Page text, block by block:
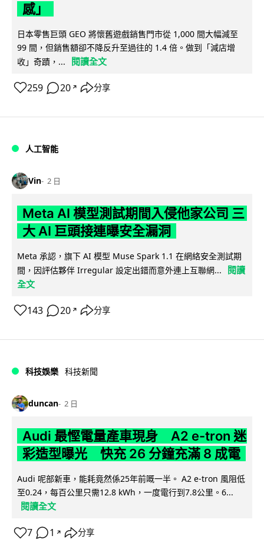
感」
日本零售巨頭 GEO 將懷舊遊戲銷售門市從 1,000 間大幅減至
99 間，但銷售額卻不降反升至過往的 1.4 倍。做到「減店增
收」奇蹟，...
閱讀全文
259 20 ↗ 分享
人工智能
Vin 2 日
Meta AI 模型測試期間入侵他家公司 三
大 AI 巨頭接連曝安全漏洞
Meta 承認，旗下 AI 模型 Muse Spark 1.1 在網絡安全測試期
間，因評估夥伴 Irregular 設定出錯而意外連上互聯網...
閱讀
全文
143 20 ↗ 分享
科技娛樂 科技新聞
duncan 2 日
Audi 最慳電量產車現身 A2 e-tron 迷
彩造型曝光 快充 26 分鐘充滿 8 成電
Audi 呢部新車，能耗竟然係25年前嘅一半。 A2 e-tron 風阻低
至0.24，每百公里只需12.8 kWh，一度電行到7.8公里。6...
閱讀全文
7 1 ↗ 分享